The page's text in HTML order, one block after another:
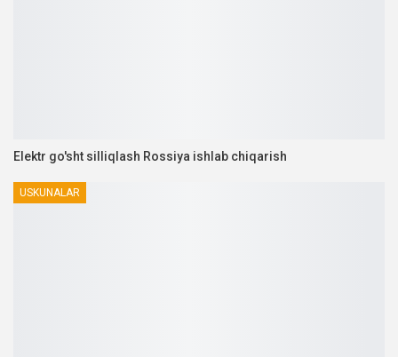
Elektr go'sht silliqlash Rossiya ishlab chiqarish
USKUNALAR